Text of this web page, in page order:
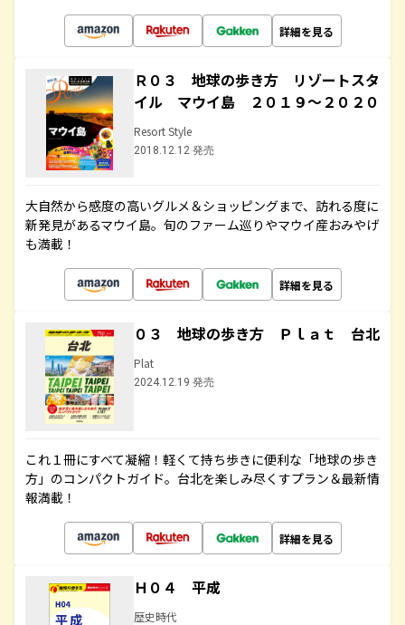
詳細を見る
Ｒ０３ 地球の歩き方 リゾートスタ
イル マウイ島 ２０１９～２０２０
Resort Style
2018.12.12 発売
大自然から感度の高いグルメ＆ショッピングまで、訪れる度に
新発見があるマウイ島。旬のファーム巡りやマウイ産おみやげ
も満載！
詳細を見る
０３ 地球の歩き方 Ｐｌａｔ 台北
Plat
2024.12.19 発売
これ１冊にすべて凝縮！軽くて持ち歩きに便利な「地球の歩き
方」のコンパクトガイド。台北を楽しみ尽くすプラン＆最新情
報満載！
詳細を見る
Ｈ０４ 平成
歴史時代